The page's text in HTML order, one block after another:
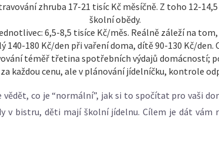
zhruba 17-21 tisíc Kč měsíčně. Z toho 12-
školní obědy.
6,5-8,5 tisíce Kč/měs. Reálně záleží na
140-180 Kč/den při vaření doma, dítě 90-130 Kč/den.
téměř třetina spotřebních výdajů domácností;
každou cenu, ale v plánování jídelníčku, kontrole
co je “normální”, jak si to spočítat pro vaši
v bistru, děti mají školní jídelnu. Cílem je dát